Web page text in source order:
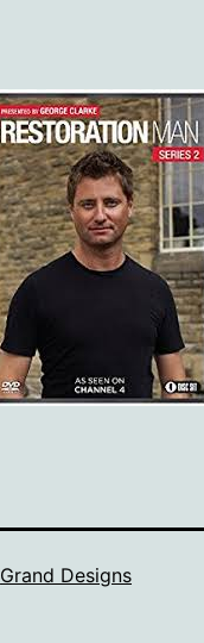
Grand Designs